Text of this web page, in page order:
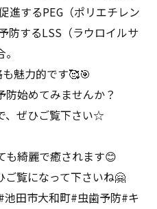
進するPEG（ポリエチレン
防するLSS（ラウロイルサ
魅力的です🥰🎯
始めてみませんか？
、ぜひご覧下さい☆
も綺麗で癒されます😊
ご覧になって下さいね🤗
田市大和町#虫歯予防#キ